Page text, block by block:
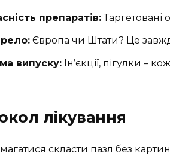
препаратів:Таргетовані
Європа чи Штати? Це
випуску: Ін’єкції, пігулки –
лікування
скласти пазл без